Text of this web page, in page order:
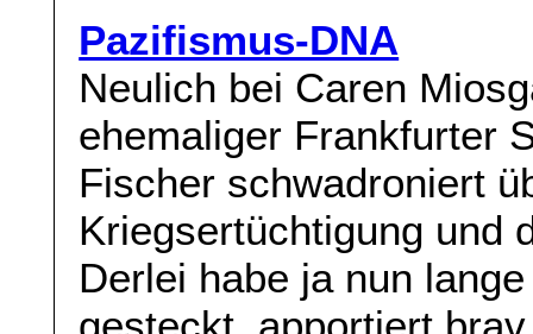
Pazifismus-DNA
Neulich bei Caren
ehemaliger Frankfurter
Fischer schwadroniert
Kriegsertüchtigung und
Derlei habe ja nun